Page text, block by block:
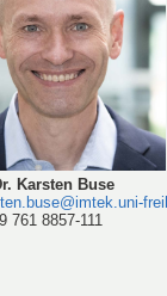
Karsten Buse
761 8857-111